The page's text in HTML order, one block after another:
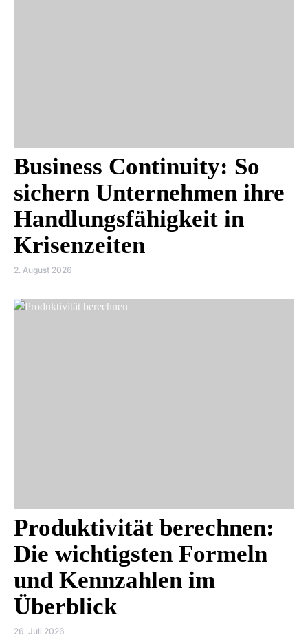
Business Continuity: So
sichern Unternehmen ihre
Handlungsfähigkeit in
Krisenzeiten
2. August 2026
Produktivität berechnen:
Die wichtigsten Formeln
und Kennzahlen im
Überblick
26. Juli 2026